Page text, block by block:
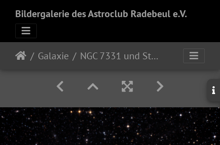
Bildergalerie des Astroclub Radebeul e.V.
Galaxie NGC 7331 und Stephan's Quintett